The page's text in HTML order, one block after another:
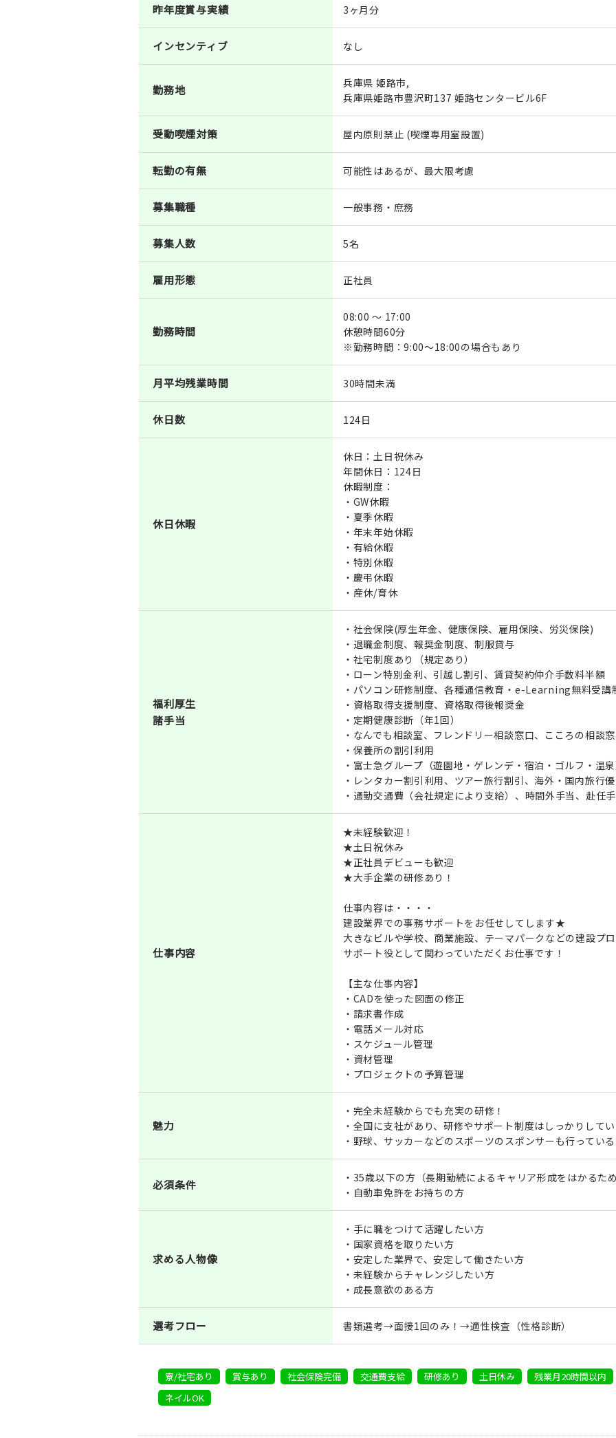
昨年度賞与実績 3ヶ月分
インセンティブ なし
勤務地
兵庫県 姫路市,
兵庫県姫路市豊沢町137 姫路センタービル6F
受動喫煙対策 屋内原則禁止 (喫煙専用室設置)
転勤の有無 可能性はあるが、最大限考慮
募集職種 一般事務・庶務
募集人数 5名
雇用形態 正社員
勤務時間
08:00 ～ 17:00
休憩時間60分
※勤務時間：9:00～18:00の場合もあり
月平均残業時間 30時間未満
休日数 124日
休日休暇
休日：土日祝休み
年間休日：124日
休暇制度：
・GW休暇
・夏季休暇
・年末年始休暇
・有給休暇
・特別休暇
・慶弔休暇
・産休/育休
福利厚生
諸手当
・社会保険(厚生年金、健康保険、雇用保険、労災保険)
・退職金制度、報奨金制度、制服貸与
・社宅制度あり（規定あり）
・ローン特別金利、引越し割引、賃貸契約仲介手数料半額
・パソコン研修制度、各種通信教育・e-Learning無料受講
・資格取得支援制度、資格取得後報奨金
・定期健康診断（年1回）
・なんでも相談室、フレンドリー相談窓口、こころの相談
・保養所の割引利用
・富士急グループ（遊園地・ゲレンデ・宿泊・ゴルフ・温
・レンタカー割引利用、ツアー旅行割引、海外・国内旅行
・通勤交通費（会社規定により支給）、時間外手当、赴任
仕事内容
★未経験歓迎！
★土日祝休み
★正社員デビューも歓迎
★大手企業の研修あり！
仕事内容は・・・・
建設業界での事務サポートをお任せしてします★
大きなビルや学校、商業施設、テーマパークなどの建設プ
サポート役として関わっていただくお仕事です！
【主な仕事内容】
・CADを使った図面の修正
・請求書作成
・電話メール対応
・スケジュール管理
・資材管理
・プロジェクトの予算管理
魅力
・完全未経験からでも充実の研修！
・全国に支社があり、研修やサポート制度はしっかりして
・野球、サッカーなどのスポーツのスポンサーも行ってい
必須条件
・35歳以下の方（長期勤続によるキャリア形成をはかるた
・自動車免許をお持ちの方
求める人物像
・手に職をつけて活躍したい方
・国家資格を取りたい方
・安定した業界で、安定して働きたい方
・未経験からチャレンジしたい方
・成長意欲のある方
選考フロー 書類選考→面接1回のみ！→適性検査（性格診断）
寮/社宅あり 賞与あり 社会保険完備 交通費支給 研修あり 土日休み
残業月20時間以内
ネイルOK